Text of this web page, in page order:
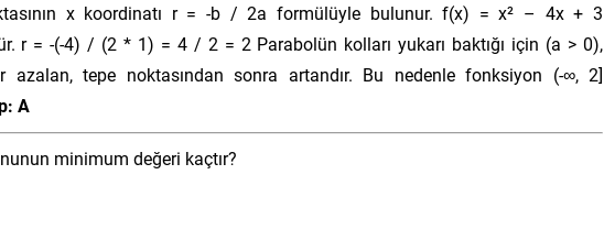
x koordinatı r = -b / 2a formülüyle bulunur. f(x) = x² – 4x + 3
r = -(-4) / (2 * 1) = 4 / 2 = 2 Parabolün kolları yukarı baktığı için (a > 0),
azalan, tepe noktasından sonra artandır. Bu nedenle fonksiyon (-∞, 2]
A
minimum değeri kaçtır?